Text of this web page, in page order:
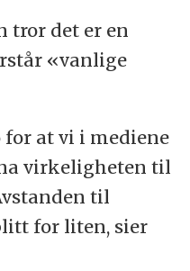
tror det er en
«vanlige
at vi i mediene
virkeligheten til
til
for liten, sier